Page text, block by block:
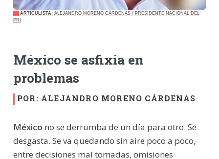
México se asfixia en
problemas
POR: ALEJANDRO MORENO CÁRDENAS
México no se derrumba de un día para otro. Se
desgasta. Se va quedando sin aire poco a poco,
entre decisiones mal tomadas, omisiones
ARTICULISTA:ALEJANDRO MORENO CÁRDENAS / PRESIDENTE NACIONAL DEL
PRI